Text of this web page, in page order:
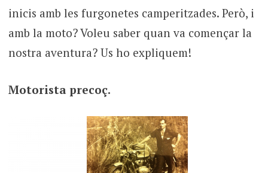
inicis amb les furgonetes camperitzades. Però, i
amb la moto? Voleu saber quan va començar la
nostra aventura? Us ho expliquem!
Motorista precoç.